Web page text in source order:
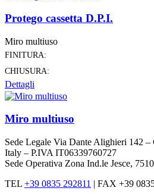
Protego cassetta D.P.I.
Miro multiuso
FINITURA:
CHIUSURA:
Dettagli
Miro multiuso
Sede Legale Via Dante Alighieri 142
Italy – P.IVA IT06339760727
Sede Operativa Zona Ind.le Jesce,
TEL +39 0835 292811 | FAX +39